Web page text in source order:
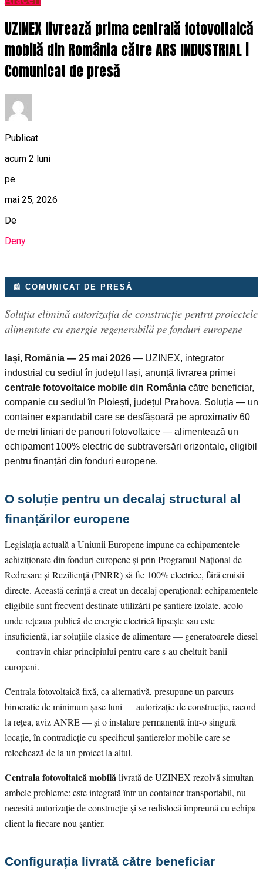
UZINEX livrează prima centrală fotovoltaică
mobilă din România către ARS INDUSTRIAL |
Comunicat de presă
Publicat
acum 2 luni
pe
mai 25, 2026
De
Deny
📰 COMUNICAT DE PRESĂ
Soluția elimină autorizația de construcție pentru proiectele
alimentate cu energie regenerabilă pe fonduri europene
Iași, România — 25 mai 2026 — UZINEX, integrator
industrial cu sediul în județul Iași, anunță livrarea primei
centrale fotovoltaice mobile din România către beneficiar,
companie cu sediul în Ploiești, județul Prahova. Soluția — un
container expandabil care se desfășoară pe aproximativ 60
de metri liniari de panouri fotovoltaice — alimentează un
echipament 100% electric de subtraversări orizontale, eligibil
pentru finanțări din fonduri europene.
O soluție pentru un decalaj structural al
finanțărilor europene
Legislația actuală a Uniunii Europene impune ca echipamentele
achiziționate din fonduri europene și prin Programul Național de
Redresare și Reziliență (PNRR) să fie 100% electrice, fără emisii
directe. Această cerință a creat un decalaj operațional: echipamentele
eligibile sunt frecvent destinate utilizării pe șantiere izolate, acolo
unde rețeaua publică de energie electrică lipsește sau este
insuficientă, iar soluțiile clasice de alimentare — generatoarele diesel
— contravin chiar principiului pentru care s-au cheltuit banii
europeni.
Centrala fotovoltaică fixă, ca alternativă, presupune un parcurs
birocratic de minimum șase luni — autorizație de construcție, racord
la rețea, aviz ANRE — și o instalare permanentă într-o singură
locație, în contradicție cu specificul șantierelor mobile care se
relochează de la un proiect la altul.
Centrala fotovoltaică mobilălivrată de UZINEX rezolvă simultan
ambele probleme: este integrată într-un container transportabil, nu
necesită autorizație de construcție și se redislocă împreună cu echipa
client la fiecare nou șantier.
Configurația livrată către beneficiar